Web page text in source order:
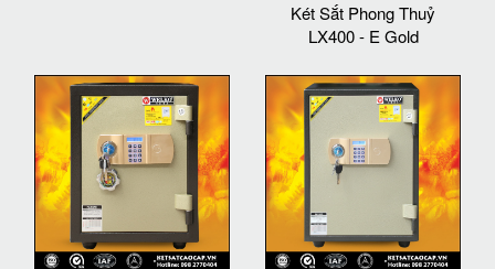
Két Sắt Phong Thuỷ
LX400 - E Gold